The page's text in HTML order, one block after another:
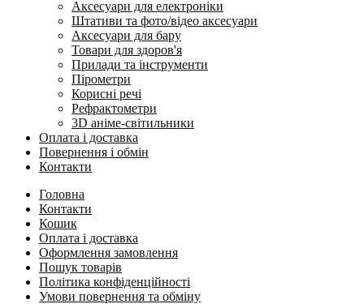
Аксесуари для електроніки
Штативи та фото/відео аксесуари
Аксесуари для бару
Товари для здоров'я
Прилади та інструменти
Пірометри
Корисні речі
Рефрактометри
3D аніме-світильники
Оплата і доставка
Повернення і обмін
Контакти
Головна
Контакти
Кошик
Оплата і доставка
Оформлення замовлення
Пошук товарів
Політика конфіденційності
Умови повернення та обміну